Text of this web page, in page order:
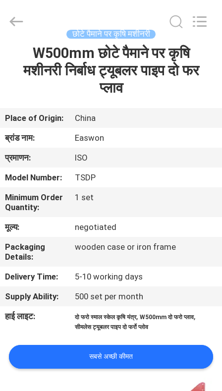
हमारे
बारे
में
कारखाना
भ्रमण
गुणवत्ता
नियंत्रण
संपर्क
करें
एक
Export
छोटे पैमाने पर कृषि मशीनरी
W500mm छोटे पैमाने पर कृषि
मशीनरी निर्बाध ट्यूबलर पाइप दो फर
प्लाव
Place of Origin:
China
ब्रांड नाम:
Easwon
प्रमाणन:
ISO
Model Number:
TSDP
Minimum Order
Quantity:
1 set
मूल्य:
negotiated
Packaging
Details:
wooden case or iron frame
Delivery Time:
5-10 working days
Supply Ability:
500 set per month
हाई लाइट:
दो फरो स्माल स्केल कृषि यंत्र,W500mm दो फरो प्लाव,
सीमलेस ट्यूबलर पाइप दो फर्रो प्लोव
सबसे अच्छी कीमत